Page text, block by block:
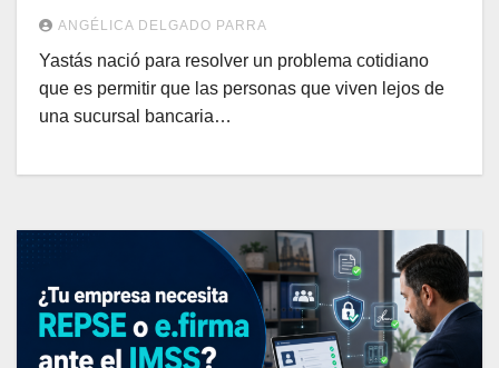
ANGÉLICA DELGADO PARRA
Yastás nació para resolver un problema cotidiano
que es permitir que las personas que viven lejos de
una sucursal bancaria…